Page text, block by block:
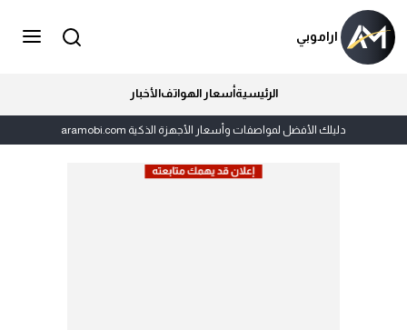
اراموبي
الرئيسيةأسعار الهواتفالأخبار
دليلك الأفضل لمواصفات وأسعار الأجهزة الذكية aramobi.com